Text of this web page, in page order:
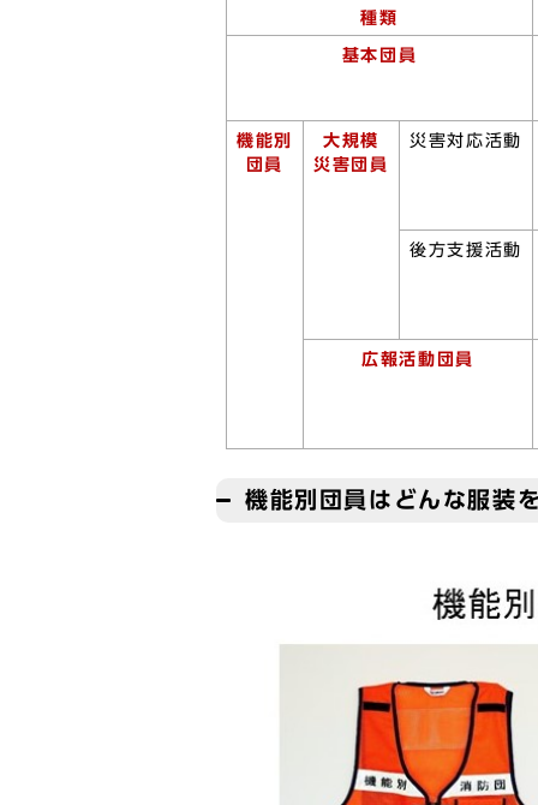
種類
基本団員
機能別
団員
大規模
災害団員
災害対応活動
後方支援活動
広報活動団員
機能別団員はどんな服装